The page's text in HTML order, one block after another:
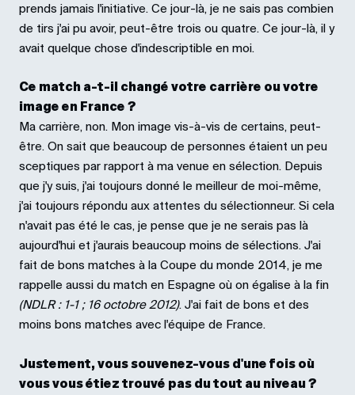
prends jamais l'initiative. Ce jour-là, je ne sais pas combien
de tirs j'ai pu avoir, peut-être trois ou quatre. Ce jour-là, il y
avait quelque chose d'indescriptible en moi.
Ce match a-t-il changé votre carrière ou votre
image en France ?
Ma carrière, non. Mon image vis-à-vis de certains, peut-
être. On sait que beaucoup de personnes étaient un peu
sceptiques par rapport à ma venue en sélection. Depuis
que j'y suis, j'ai toujours donné le meilleur de moi-même,
j'ai toujours répondu aux attentes du sélectionneur. Si cela
n'avait pas été le cas, je pense que je ne serais pas là
aujourd'hui et j'aurais beaucoup moins de sélections. J'ai
fait de bons matches à la Coupe du monde 2014, je me
rappelle aussi du match en Espagne où on égalise à la fin
(NDLR : 1-1 ; 16 octobre 2012). J'ai fait de bons et des
moins bons matches avec l'équipe de France.
Justement, vous souvenez-vous d'une fois où
vous vous étiez trouvé pas du tout au niveau ?